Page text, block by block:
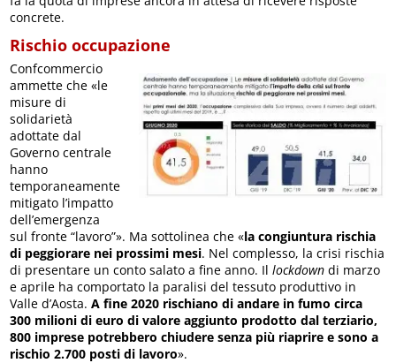
concrete.
Rischio occupazione
Confcommercio
ammette che «le
misure di
solidarietà
adottate dal
Governo centrale
hanno
temporaneamente
mitigato l’impatto
dell’emergenza
sul fronte “lavoro”». Ma sottolinea che «la congiuntura rischia
di peggiorare nei prossimi mesi. Nel complesso, la crisi rischia
di presentare un conto salato a fine anno. Illockdown di marzo
e aprile ha comportato la paralisi del tessuto produttivo in
Valle d’Aosta.A fine 2020 rischiano di andare in fumo circa
300 milioni di euro di valore aggiunto prodotto dal terziario,
800 imprese potrebbero chiudere senza più riaprire e sono a
rischio 2.700 posti di lavoro».